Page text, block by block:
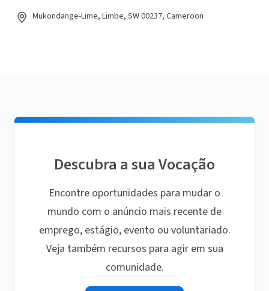
Mukondange-Lime, Limbe, SW 00237, Cameroon
Descubra a sua Vocação
Encontre oportunidades para mudar o
mundo com o anúncio mais recente de
emprego, estágio, evento ou voluntariado.
Veja também recursos para agir em sua
comunidade.